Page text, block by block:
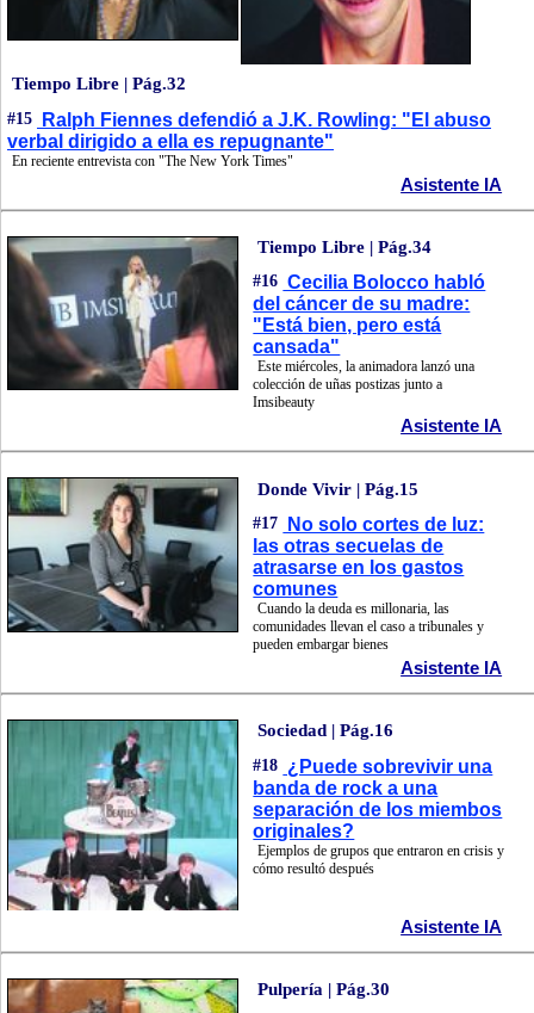
Tiempo Libre | Pág.32
#15
Ralph Fiennes defendió a J.K. Rowling: "El abuso
verbal dirigido a ella es repugnante"
En reciente entrevista con "The New York Times"
Asistente IA
Tiempo Libre | Pág.34
#16 Cecilia Bolocco habló
del cáncer de su madre:
"Está bien, pero está
cansada"
Este miércoles, la animadora lanzó una
colección de uñas postizas junto a
Imsibeauty
Asistente IA
Donde Vivir | Pág.15
#17
No solo cortes de luz:
las otras secuelas de
atrasarse en los gastos
comunes
Cuando la deuda es millonaria, las
comunidades llevan el caso a tribunales y
pueden embargar bienes
Asistente IA
Sociedad | Pág.16
#18 ¿Puede sobrevivir una
banda de rock a una
separación de los miembos
originales?
Ejemplos de grupos que entraron en crisis y
cómo resultó después
Asistente IA
Pulpería | Pág.30